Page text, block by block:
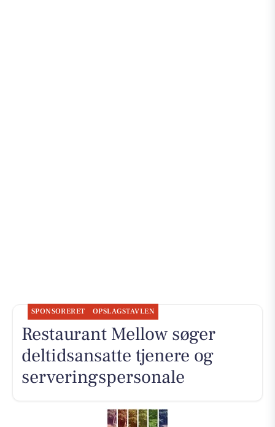
SPONSORERET OPSLAGSTAVLEN
Restaurant Mellow søger
deltidsansatte tjenere og
serveringspersonale